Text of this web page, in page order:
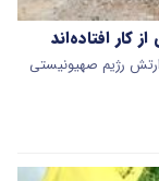
روزنامه عبری‌ «معاریو» گزارش داد که فرمانده گردان ۱۹۵ ارتش رژیم صهیونیستی